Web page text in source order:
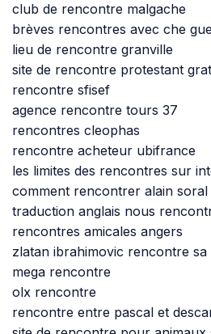
club de rencontre malgache
brèves rencontres avec che
lieu de rencontre granville
site de rencontre protestant
rencontre sfisef
agence rencontre tours 37
rencontres cleophas
rencontre acheteur ubifrance
les limites des rencontres sur
comment rencontrer alain soral
traduction anglais nous
rencontres amicales angers
zlatan ibrahimovic rencontre sa
mega rencontre
olx rencontre
rencontre entre pascal et